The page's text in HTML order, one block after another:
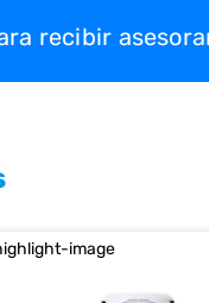
recibir